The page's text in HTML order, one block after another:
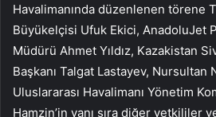
Havalimanında düzenlenen törene
Büyükelçisi Ufuk Ekici, AnadoluJet
Müdürü Ahmet Yıldız, Kazakistan
Başkanı Talgat Lastayev, Nursultan
Uluslararası Havalimanı Yönetim
Hamzin’in yanı sıra diğer yetkililer